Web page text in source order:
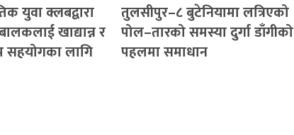
युवा क्लबद्वारा
खाद्यान्न र
लागि
तुलसीपुर–८ बुटेनियामा लत्रिएको
पोल–तारको समस्या दुर्गा डाँगीको
पहलमा समाधान